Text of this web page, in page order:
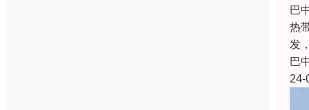
巴
热
发
巴
24-